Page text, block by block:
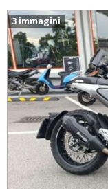
3 immagini